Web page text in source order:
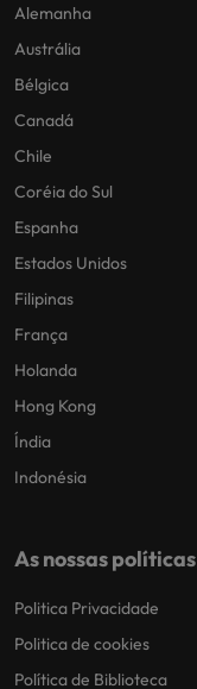
Alemanha
Austrália
Bélgica
Canadá
Chile
Coréia do Sul
Espanha
Estados Unidos
Filipinas
França
Holanda
Hong Kong
Índia
Indonésia
As nossas políticas
Politica Privacidade
Politica de cookies
Política de Biblioteca